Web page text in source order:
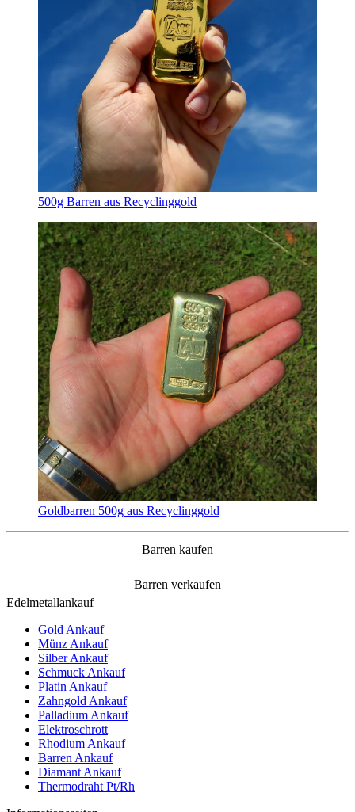
500g Barren aus Recyclinggold
Goldbarren 500g aus Recyclinggold
Barren kaufen
Barren verkaufen
Edelmetallankauf
Gold Ankauf
Münz Ankauf
Silber Ankauf
Schmuck Ankauf
Platin Ankauf
Zahngold Ankauf
Palladium Ankauf
Elektroschrott
Rhodium Ankauf
Barren Ankauf
Diamant Ankauf
Thermodraht Pt/Rh